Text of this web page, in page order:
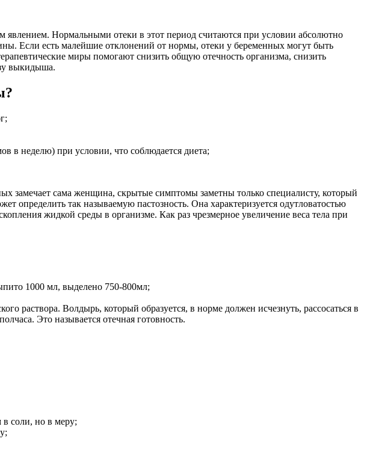
Нормальными отеки в этот период считаются при условии абсолютно
Если есть малейшие отклонений от нормы, отеки у беременных могут быть
миры помогают снизить общую отечность организма, снизить
выкидыша.
в неделю) при условии, что соблюдается диета;
сама женщина, скрытые симптомы заметны только специалисту, который
определить так называемую пастозность. Она характеризуется одутловатостью
жидкой среды в организме. Как раз чрезмерное увеличение веса тела при
1000 мл, выделено 750-800мл;
раствора. Волдырь, который образуется, в норме должен исчезнуть, рассосаться в
Это называется отечная готовность.
в соли, но в меру;